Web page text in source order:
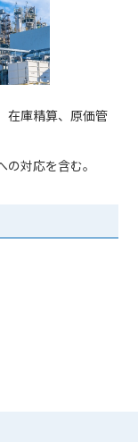
在庫精算、原価管
対応を含む。